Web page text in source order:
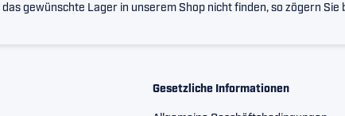
gewünschte Lager in unserem Shop nicht finden, so zögern Sie
Gesetzliche Informationen